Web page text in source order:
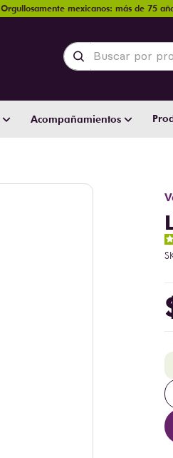
Orgullosamente mexicanos: más de 75
Buscar por
Acompañamientos